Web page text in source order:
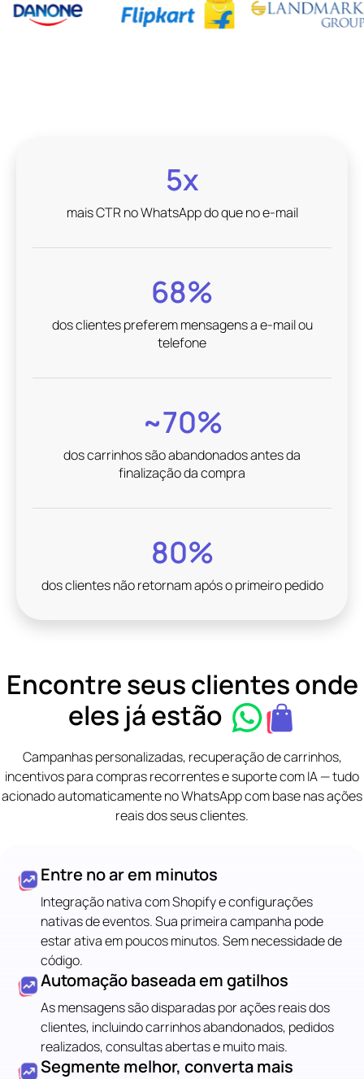
5x
mais CTR no WhatsApp do que no e-mail
68%
dos clientes preferem mensagens a e-mail ou
telefone
~70%
dos carrinhos são abandonados antes da
finalização da compra
80%
dos clientes não retornam após o primeiro pedido
Encontre seus clientes onde
eles já estão
Campanhas personalizadas, recuperação de carrinhos,
incentivos para compras recorrentes e suporte com IA — tudo
acionado automaticamente no WhatsApp com base nas ações
reais dos seus clientes.
Entre no ar em minutos
Integração nativa com Shopify e configurações
nativas de eventos. Sua primeira campanha pode
estar ativa em poucos minutos. Sem necessidade de
código.
Automação baseada em gatilhos
As mensagens são disparadas por ações reais dos
clientes, incluindo carrinhos abandonados, pedidos
realizados, consultas abertas e muito mais.
Segmente melhor, converta mais